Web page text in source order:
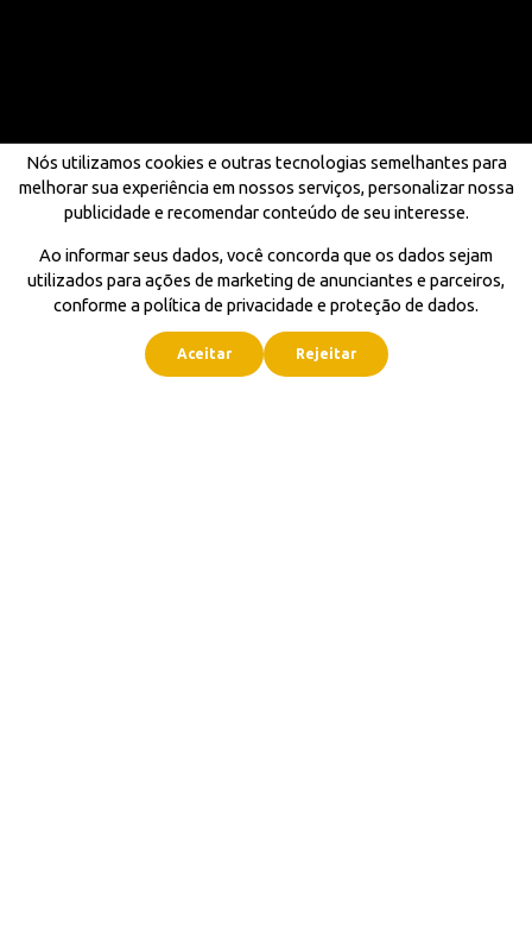
Nós utilizamos cookies e outras tecnologias semelhantes para
melhorar sua experiência em nossos serviços, personalizar nossa
publicidade e recomendar conteúdo de seu interesse.
Ao informar seus dados, você concorda que os dados sejam
utilizados para ações de marketing de anunciantes e parceiros,
conforme a política de privacidade e proteção de dados.
Aceitar Rejeitar